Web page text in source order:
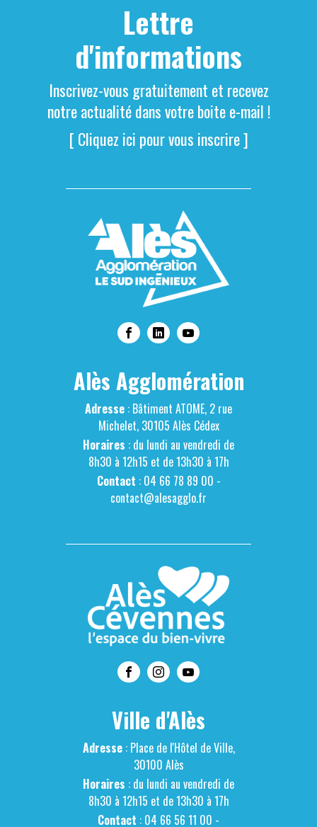
Lettre
d'informations
Inscrivez-vous gratuitement et recevez
notre actualité dans votre boite e-mail !
[ Cliquez ici pour vous inscrire ]
Alès Agglomération
Adresse : Bâtiment ATOME, 2 rue
Michelet, 30105 Alès Cédex
Horaires : du lundi au vendredi de
8h30 à 12h15 et de 13h30 à 17h
Contact : 04 66 78 89 00 -
contact@alesagglo.fr
Ville d'Alès
Adresse: Place de l'Hôtel de Ville,
30100 Alès
Horaires : du lundi au vendredi de
8h30 à 12h15 et de 13h30 à 17h
Contact : 04 66 56 11 00 -